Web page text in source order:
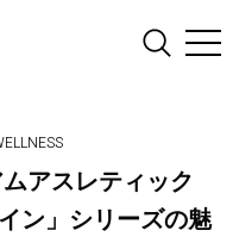
アスレティック
ン」シリーズの魅